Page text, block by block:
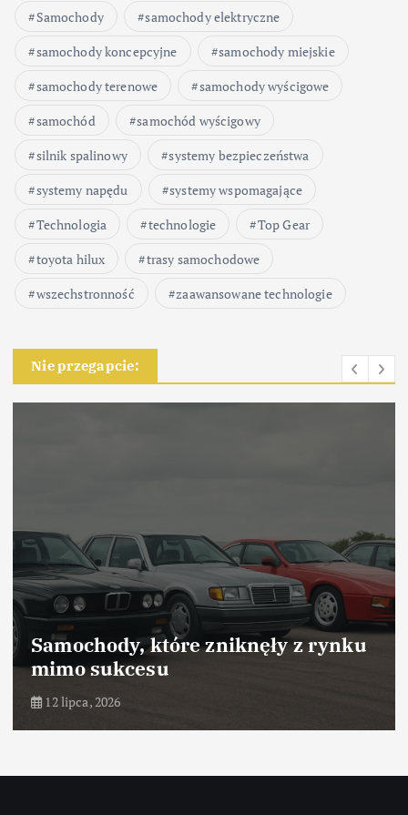
Samochody
samochody elektryczne
samochody koncepcyjne
samochody miejskie
samochody terenowe
samochody wyścigowe
samochód
samochód wyścigowy
silnik spalinowy
systemy bezpieczeństwa
systemy napędu
systemy wspomagające
Technologia
technologie
Top Gear
toyota hilux
trasy samochodowe
wszechstronność
zaawansowane technologie
Nie przegapcie:
Samochody, które zniknęły z rynku
mimo sukcesu
12 lipca, 2026